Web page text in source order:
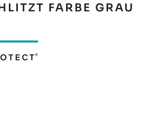
FARBE GRAU